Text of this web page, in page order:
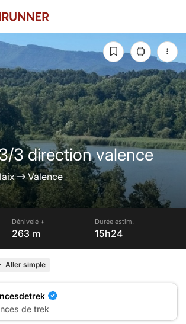
3 direction valence
Valence
Dénivelé +
263 m
Durée estim.
15h24
Aller simple
de trek